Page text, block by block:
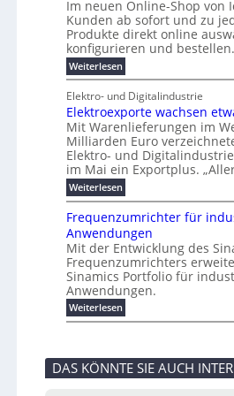
a
t
i
e
n
a
t
P
l
u
F
e
s
t
l
m
a
n
a
g
m
e
n
t
e
n
H
a
l
b
a
h
r
2
0
2
6
r
W
a
g
o
-
C
E
c
k
e
r
f
ü
S
t
r
ö
m
e
b
i
s
5
A
f
i
n
e
t
f
ü
h
r
e
n
d
e
s
i
n
u
s
t
r
i
e
l
l
e
t
h
e
Im neuen Online-Shop von
Kunden ab sofort und zu
Produkte direkt online
konfigurieren und bestellen.
Weiterlesen:
N
e
u
e
r
O
n
l
i
n
e
-
S
h
o
p
v
o
n
I
c
e
k
Elektro- und Digitalindustrie
Elektroexporte wachsen
Mit Warenlieferungen im
Milliarden Euro
Elektro- und
im Mai ein Exportplus.
Weiterlesen:
E
e
k
t
r
o
e
x
p
o
e
w
Frequenzumrichter für
Anwendungen
Mit der Entwicklung des
Frequenzumrichters
Sinamics Portfolio für
Anwendungen.
Weiterlesen:
F
q
u
e
DAS KÖNNTE SIE AUCH